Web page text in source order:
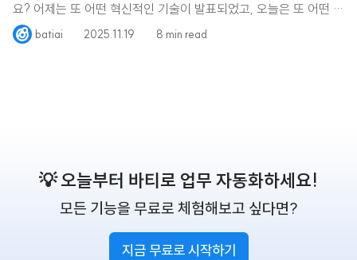
요? 어제는 또 어떤 혁신적인 기술이 발표되었고, 오늘은 또 어떤 새
로운 서비스가 등장했는지,
batiai 2025.11.19 8 min read
💡 오늘부터 바티로 업무 자동화하세요!
모든 기능을 무료로 체험해보고 싶다면?
지금 무료로 시작하기